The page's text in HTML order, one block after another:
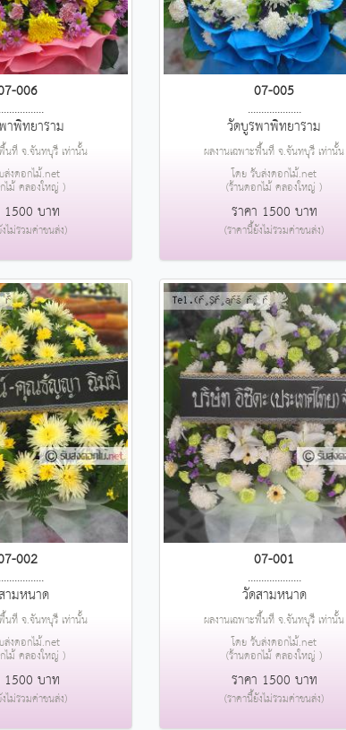
006
าพิทยาราม
นที่ จ.จันทบุรี เท่านั้น
ส่งดอกไม้.net
ไม้ คลองใหญ่ )
1500 บาท
ไม่รวมค่าขนส่ง)
07-005
....................
วัดบูรพาพิทยาราม
ผลงานเฉพาะพื้นที่ จ.จันทบุรี เท่านั้น
โดย รับส่งดอกไม้.net
(ร้านดอกไม้ คลองใหญ่ )
ราคา 1500 บาท
(ราคานี้ยังไม่รวมค่าขนส่ง)
002
ามหนาด
นที่ จ.จันทบุรี เท่านั้น
ส่งดอกไม้.net
ไม้ คลองใหญ่ )
1500 บาท
ไม่รวมค่าขนส่ง)
07-001
....................
วัดสามหนาด
ผลงานเฉพาะพื้นที่ จ.จันทบุรี เท่านั้น
โดย รับส่งดอกไม้.net
(ร้านดอกไม้ คลองใหญ่ )
ราคา 1500 บาท
(ราคานี้ยังไม่รวมค่าขนส่ง)